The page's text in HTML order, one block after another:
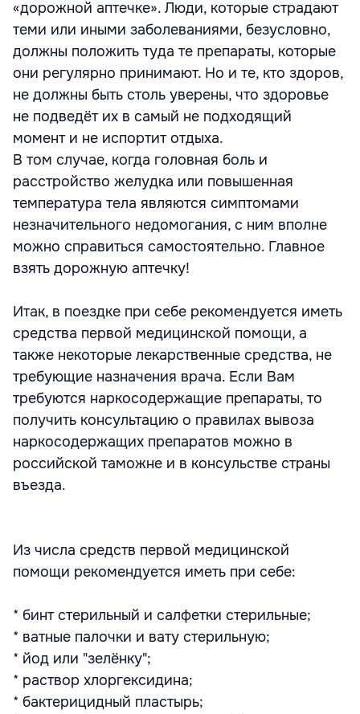
«дорожной аптечке». Люди, которые страдают
теми или иными заболеваниями, безусловно,
должны положить туда те препараты, которые
они регулярно принимают. Но и те, кто здоров,
не должны быть столь уверены, что здоровье
не подведёт их в самый не подходящий
момент и не испортит отдыха.
В том случае, когда головная боль и
расстройство желудка или повышенная
температура тела являются симптомами
незначительного недомогания, с ним вполне
можно справиться самостоятельно. Главное
взять дорожную аптечку!
Итак, в поездке при себе рекомендуется иметь
средства первой медицинской помощи, а
также некоторые лекарственные средства, не
требующие назначения врача. Если Вам
требуются наркосодержащие препараты, то
получить консультацию о правилах вывоза
наркосодержащих препаратов можно в
российской таможне и в консульстве страны
въезда.
Из числа средств первой медицинской
помощи рекомендуется иметь при себе:
* бинт стерильный и салфетки стерильные;
* ватные палочки и вату стерильную;
* йод или "зелёнку";
* раствор хлоргексидина;
* бактерицидный пластырь;